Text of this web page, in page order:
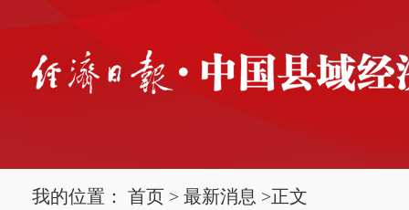
我的位置： 首页 > 最新消息 >正文